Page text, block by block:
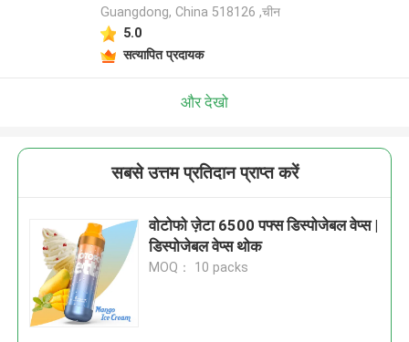
Guangdong, China 518126 ,चीन
5.0
सत्यापित प्रदायक
और देखो
सबसे उत्तम प्रतिदान प्राप्त करें
वोटोफो ज़ेटा 6500 पफ्स डिस्पोजेबल वेप्स |
डिस्पोजेबल वेप्स थोक
MOQ： 10 packs